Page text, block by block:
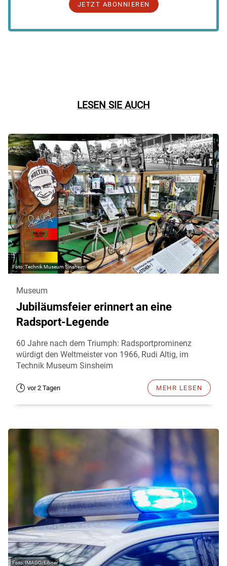
JETZT ABONNIEREN
LESEN SIE AUCH
Technik Museum Sinsheim
Museum
Jubiläumsfeier erinnert an eine
Radsport-Legende
60 Jahre nach dem Triumph: Radsportprominenz
würdigt den Weltmeister von 1966, Rudi Altig, im
Technik Museum Sinsheim
vor 2 Tagen MEHR LESEN
IMAGO/Eibner